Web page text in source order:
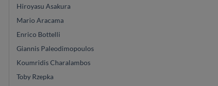
Hiroyasu Asakura
Mario Aracama
Enrico Bottelli
Giannis Paleodimopoulos
Koumridis Charalambos
Toby Rzepka